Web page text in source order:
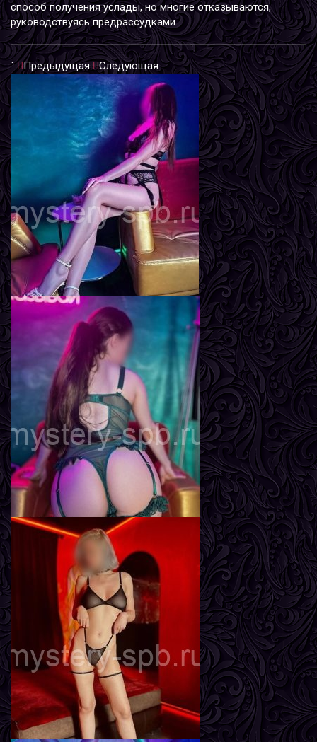
способ получения услады, но многие отказываются,
руководствуясь предрассудками.
` Предыдущая Следующая
Возраст24
170 см
57 кг
Грудь
2-й
163 см
49 кг
3-й